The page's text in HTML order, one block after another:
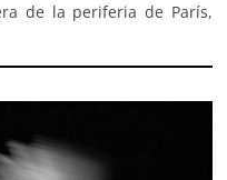
de la periferia de París,